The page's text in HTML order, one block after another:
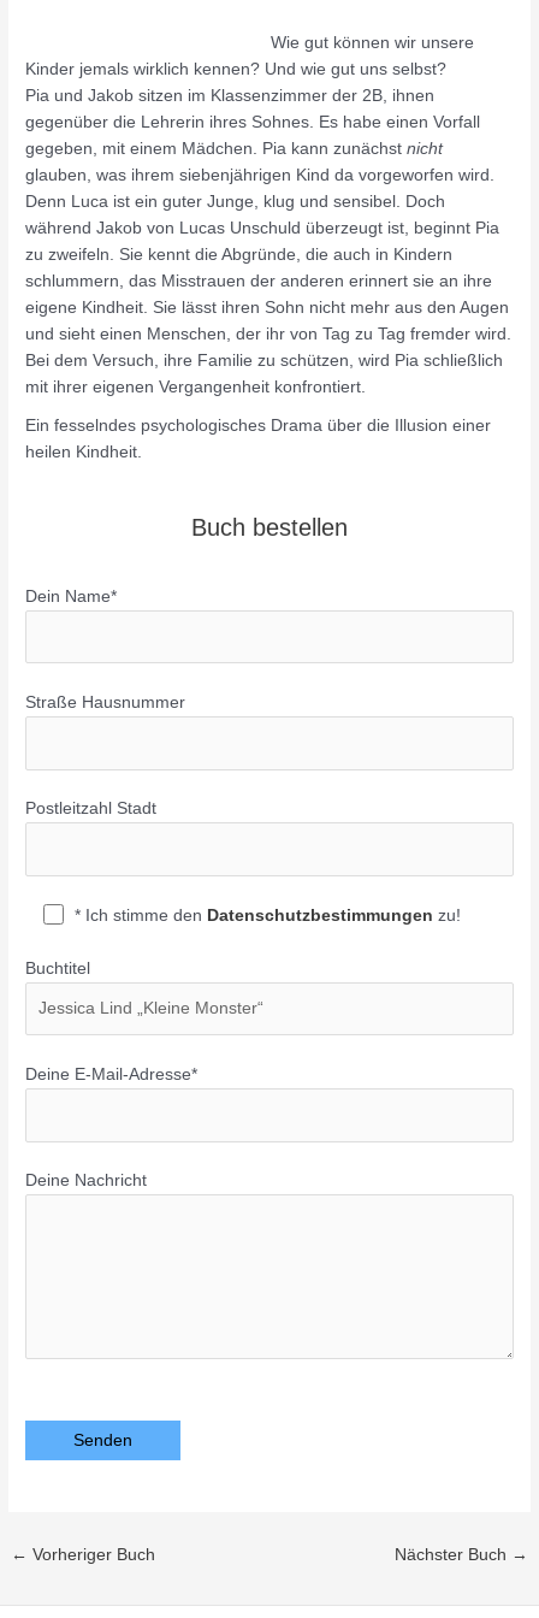
Wie gut können wir unsere
Kinder jemals wirklich kennen? Und wie gut uns selbst?
Pia und Jakob sitzen im Klassenzimmer der 2B, ihnen
gegenüber die Lehrerin ihres Sohnes. Es habe einen Vorfall
gegeben, mit einem Mädchen. Pia kann zunächstnicht
glauben, was ihrem siebenjährigen Kind da vorgeworfen wird.
Denn Luca ist ein guter Junge, klug und sensibel. Doch
während Jakob von Lucas Unschuld überzeugt ist, beginnt Pia
zu zweifeln. Sie kennt die Abgründe, die auch in Kindern
schlummern, das Misstrauen der anderen erinnert sie an ihre
eigene Kindheit. Sie lässt ihren Sohn nicht mehr aus den Augen
und sieht einen Menschen, der ihr von Tag zu Tag fremder wird.
Bei dem Versuch, ihre Familie zu schützen, wird Pia schließlich
mit ihrer eigenen Vergangenheit konfrontiert.
Ein fesselndes psychologisches Drama über die Illusion einer
heilen Kindheit.
Buch bestellen
Dein Name*
Straße Hausnummer
Postleitzahl Stadt
* Ich stimme den Datenschutzbestimmungen zu!
Buchtitel
Deine E-Mail-Adresse*
Deine Nachricht
Bitte lasse dieses Feld leer.
← Vorheriger Buch Nächster Buch →